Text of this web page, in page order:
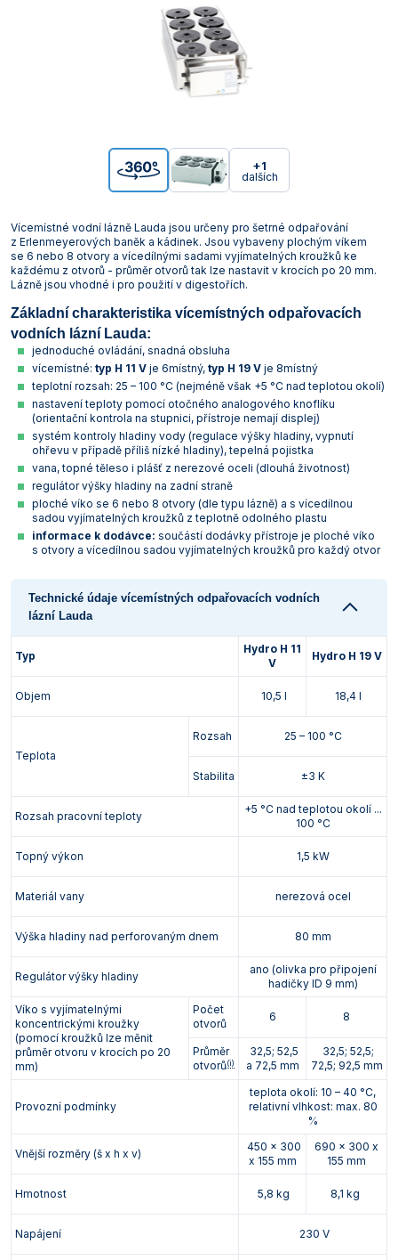
+1
dalších
Vícemístné vodní lázně Lauda jsou určeny pro šetrné odpařování
z Erlenmeyerových baněk a kádinek. Jsou vybaveny plochým víkem
se 6 nebo 8 otvory a vícedílnými sadami vyjímatelných kroužků ke
každému z otvorů - průměr otvorů tak lze nastavit v krocích po 20 mm.
Lázně jsou vhodné i pro použití v digestořích.
Základní charakteristika vícemístných odpařovacích
vodních lázní Lauda:
jednoduché ovládání, snadná obsluha
vícemístné: typ H 11 V je 6místný, typ H 19 V je 8místný
teplotní rozsah: 25 – 100 °C (nejméně však +5 °C nad teplotou okolí)
nastavení teploty pomocí otočného analogového knoflíku
(orientační kontrola na stupnici, přístroje nemají displej)
systém kontroly hladiny vody (regulace výšky hladiny, vypnutí
ohřevu v případě příliš nízké hladiny), tepelná pojistka
vana, topné těleso i plášť z nerezové oceli (dlouhá životnost)
regulátor výšky hladiny na zadní straně
ploché víko se 6 nebo 8 otvory (dle typu lázně) a s vícedílnou
sadou vyjímatelných kroužků z teplotně odolného plastu
informace k dodávce: součástí dodávky přístroje je ploché víko
s otvory a vícedílnou sadou vyjímatelných kroužků pro každý otvor
Technické údaje vícemístných odpařovacích vodních
lázní Lauda
Typ
Hydro H 11
V
Hydro H 19 V
Objem 10,5 l 18,4 l
Teplota
Rozsah 25 – 100 °C
Stabilita ±3 K
Rozsah pracovní teploty
+5 °C nad teplotou okolí ...
100 °C
Topný výkon 1,5 kW
Materiál vany nerezová ocel
Výška hladiny nad perforovaným dnem 80 mm
Regulátor výšky hladiny
ano (olivka pro připojení
hadičky ID 9 mm)
Víko s vyjímatelnými
koncentrickými kroužky
(pomocí kroužků lze měnit
průměr otvoru v krocích po 20
mm)
Počet
otvorů
6 8
Průměr
otvorů(i)
32,5; 52,5
a 72,5 mm
32,5; 52,5;
72,5; 92,5 mm
Provozní podmínky
teplota okolí: 10 – 40 °C,
relativní vlhkost: max. 80
%
Vnější rozměry (š x h x v)
450 x 300
x 155 mm
690 x 300 x
155 mm
Hmotnost 5,8 kg 8,1 kg
Napájení 230 V